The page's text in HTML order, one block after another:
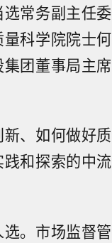
常务副主任委
科学院院士何
团董事局主席
、如何做好质
和探索的中流
。市场监督管